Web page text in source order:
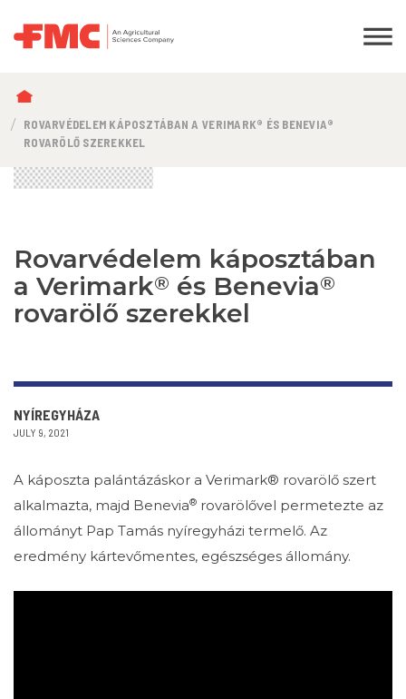
MORZSA
ROVARVÉDELEM KÁPOSZTÁBAN A VERIMARK® ÉS BENEVIA®
ROVARÖLŐ SZEREKKEL
Rovarvédelem káposztában
a Verimark® és Benevia®
rovarölő szerekkel
NYÍREGYHÁZA
JULY 9, 2021
A káposzta palántázáskor a Verimark® rovarölő szert
alkalmazta, majd Benevia® rovarölővel permetezte az
állományt Pap Tamás nyíregyházi termelő. Az
eredmény kártevőmentes, egészséges állomány.